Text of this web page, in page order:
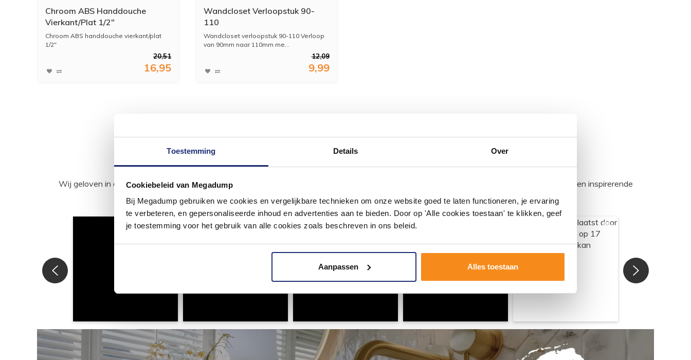
Toestemming Details Over
Cookiebeleid van Megadump
Bij Megadump gebruiken we cookies en vergelijkbare technieken om onze website goed te laten functioneren, je ervaring
te verbeteren, en gepersonaliseerde inhoud en advertenties aan te bieden. Door op 'Alle cookies toestaan' te klikken, geef
je toestemming voor het gebruik van alle cookies zoals beschreven in ons beleid.
Aanpassen Alles toestaan
Chroom ABS Handdouche
Vierkant/Plat 1/2"
Chroom ABS handdouche vierkant/plat
1/2"
20,51
16,95
Wandcloset Verloopstuk 90-
110
Wandcloset verloopstuk 90-110 Verloop
van 90mm naar 110mm me...
12,09
9,99
#mijndroombadkamer
Wij geloven in de kracht van delen. Deel jouw badkamer op Instagram met #mijndroombadkamer en tag @megadumpnl. Samen bouwen we een inspirerende